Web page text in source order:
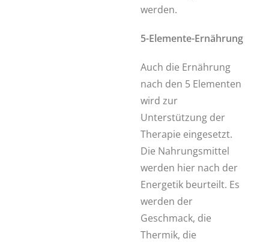
werden.
5-Elemente-Ernährung
Auch die Ernährung
nach den 5 Elementen
wird zur
Unterstützung der
Therapie eingesetzt.
Die Nahrungsmittel
werden hier nach der
Energetik beurteilt. Es
werden der
Geschmack, die
Thermik, die